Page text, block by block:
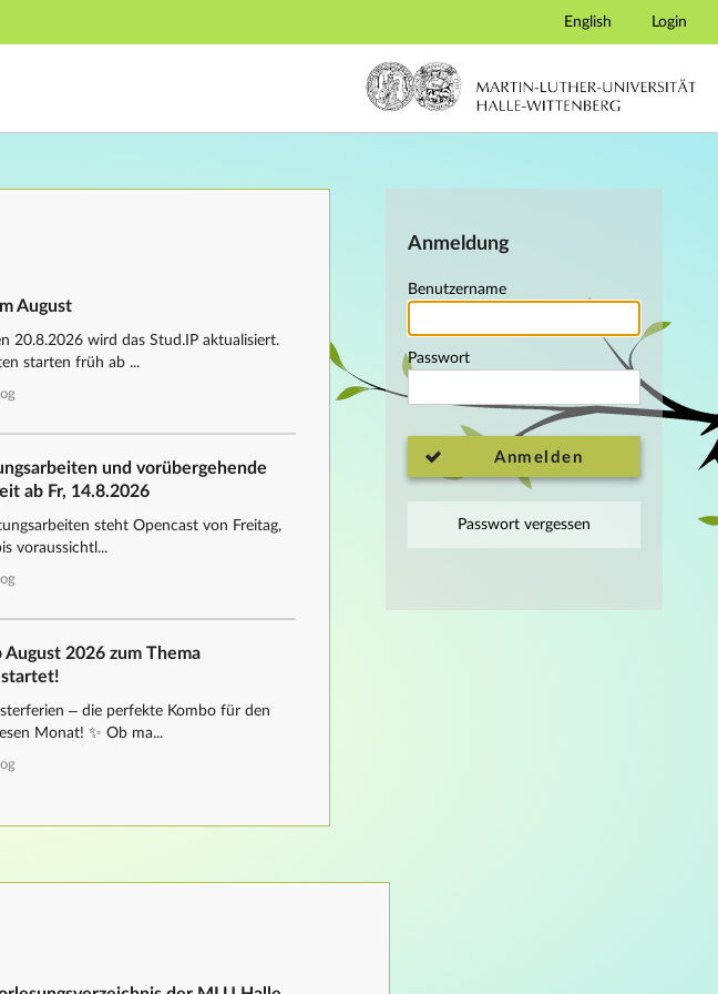
English Login
Anmeldung
Benutzername
Passwort
Anmelden
Passwort vergessen
August
20.8.2026 wird das Stud.IP aktualisiert.
starten früh ab ...
und vorübergehende
ab Fr, 14.8.2026
steht Opencast von Freitag,
voraussichtl...
2026 zum Thema
– die perfekte Kombo für den
Monat! ✨ Ob ma...